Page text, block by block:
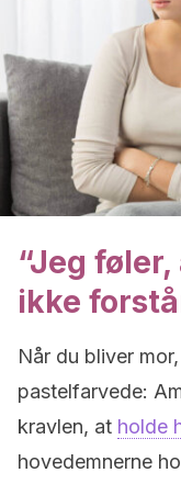
“Jeg
ikke
Når du bliver
pastelfarvede:
kravlen, at holde
hovedemnerne